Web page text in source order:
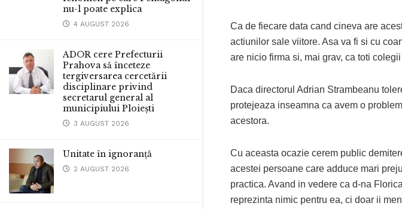
nu-l poate explica
4 AUGUST 2026
ADOR cere Prefecturii
Prahova să înceteze
tergiversarea cercetării
disciplinare privind
secretarul general al
municipiului Ploiești
3 AUGUST 2026
Unitate în ignoranță
2 AUGUST 2026
Ca de fiecare data cand cineva are
actiunilor sale viitore. Asa va fi si cu
are nicio firma si, mai grav, ca toti
Daca directorul Adrian Strambeanu
protejeaza inseamna ca avem o
acestora.
Cu aceasta ocazie cerem public
acestei persoane care adduce mari
practica. Avand in vedere ca d-na
reprezinta nimic pentru ea, ci doar ii